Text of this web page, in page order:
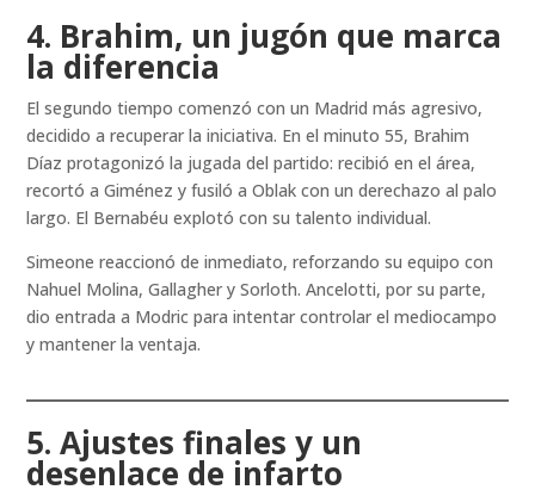
4. Brahim, un jugón que marca
la diferencia
El segundo tiempo comenzó con un Madrid más agresivo,
decidido a recuperar la iniciativa. En el minuto 55, Brahim
Díaz protagonizó la jugada del partido: recibió en el área,
recortó a Giménez y fusiló a Oblak con un derechazo al palo
largo. El Bernabéu explotó con su talento individual.
Simeone reaccionó de inmediato, reforzando su equipo con
Nahuel Molina, Gallagher y Sorloth. Ancelotti, por su parte,
dio entrada a Modric para intentar controlar el mediocampo
y mantener la ventaja.
5. Ajustes finales y un
desenlace de infarto